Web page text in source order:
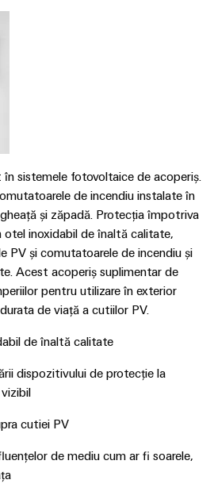
în sistemele fotovoltaice de acoperiș.
de incendiu instalate în
și zăpadă. Protecția împotriva
otel inoxidabil de înaltă calitate,
PV și comutatoarele de incendiu și
Acest acoperiș suplimentar de
pentru utilizare în exterior
de viață a cutiilor PV.
de înaltă calitate
dispozitivului de protecție la
cutiei PV
de mediu cum ar fi soarele,